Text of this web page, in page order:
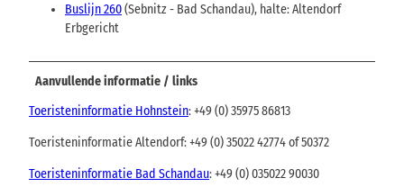
Buslijn 260(Sebnitz - Bad Schandau), halte: Altendorf
Erbgericht
Aanvullende informatie / links
Toeristeninformatie Hohnstein: +49 (0) 35975 86813
Toeristeninformatie Altendorf: +49 (0) 35022 42774 of 50372
Toeristeninformatie Bad Schandau: +49 (0) 035022 90030